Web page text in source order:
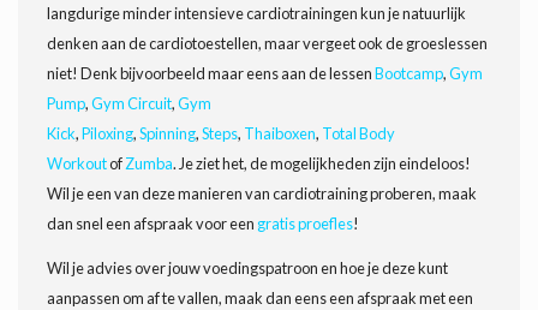
langdurige minder intensieve cardiotrainingen kun je natuurlijk
denken aan de cardiotoestellen, maar vergeet ook de groeslessen
niet! Denk bijvoorbeeld maar eens aan de lessenBootcamp,Gym
Pump,Gym Circuit,Gym
Kick,Piloxing,Spinning,Steps, Thaiboxen, Total Body
WorkoutofZumba. Je ziet het, de mogelijkheden zijn eindeloos!
Wil je een van deze manieren van cardiotraining proberen, maak
dan snel een afspraak voor een gratis proefles!
Wil je advies over jouw voedingspatroon en hoe je deze kunt
aanpassen om af te vallen, maak dan eens een afspraak met een